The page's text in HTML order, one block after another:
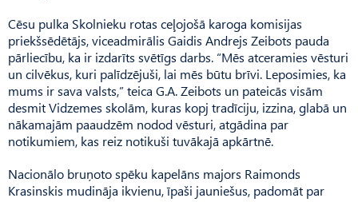
Cēsu pulka Skolnieku rotas ceļojošā karoga komisijas
priekšsēdētājs, viceadmirālis Gaidis Andrejs Zeibots pauda
pārliecību, ka ir izdarīts svētīgs darbs. “Mēs atceramies vēsturi
un cilvēkus, kuri palīdzējuši, lai mēs būtu brīvi. Leposimies, ka
mums ir sava valsts,” teica G.A. Zeibots un pateicās visām
desmit Vidzemes skolām, kuras kopj tradīciju, izzina, glabā un
nākamajām paaudzēm nodod vēsturi, atgādina par
notikumiem, kas reiz notikuši tuvākajā apkārtnē.
Nacionālo bruņoto spēku kapelāns majors Raimonds
Krasinskis mudināja ikvienu, īpaši jauniešus, padomāt par